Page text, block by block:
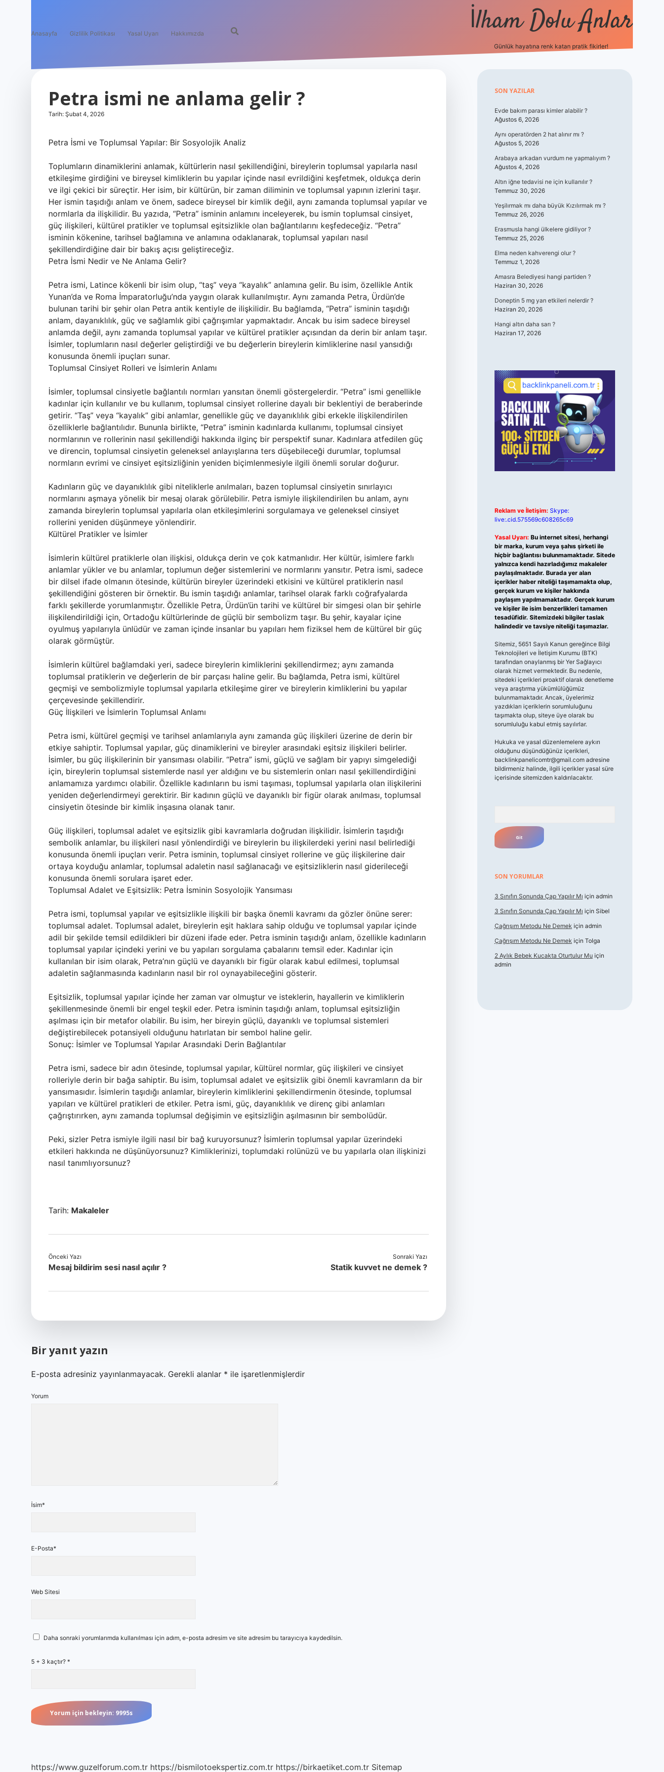
Anasayfa Gizlilik Politikası Yasal Uyarı Hakkımızda İlham Dolu Anlar
Günlük hayatına renk katan pratik fikirler!
Petra ismi ne anlama gelir ?
Tarih: Şubat 4, 2026
Petra İsmi ve Toplumsal Yapılar: Bir Sosyolojik Analiz
Toplumların dinamiklerini anlamak, kültürlerin nasıl şekillendiğini, bireylerin toplumsal yapılarla nasıl
etkileşime girdiğini ve bireysel kimliklerin bu yapılar içinde nasıl evrildiğini keşfetmek, oldukça derin
ve ilgi çekici bir süreçtir. Her isim, bir kültürün, bir zaman diliminin ve toplumsal yapının izlerini taşır.
Her ismin taşıdığı anlam ve önem, sadece bireysel bir kimlik değil, aynı zamanda toplumsal yapılar ve
normlarla da ilişkilidir. Bu yazıda, “Petra” isminin anlamını inceleyerek, bu ismin toplumsal cinsiyet,
güç ilişkileri, kültürel pratikler ve toplumsal eşitsizlikle olan bağlantılarını keşfedeceğiz. “Petra”
isminin kökenine, tarihsel bağlamına ve anlamına odaklanarak, toplumsal yapıları nasıl
şekillendirdiğine dair bir bakış açısı geliştireceğiz.
Petra İsmi Nedir ve Ne Anlama Gelir?
Petra ismi, Latince kökenli bir isim olup, “taş” veya “kayalık” anlamına gelir. Bu isim, özellikle Antik
Yunan’da ve Roma İmparatorluğu’nda yaygın olarak kullanılmıştır. Aynı zamanda Petra, Ürdün’de
bulunan tarihi bir şehir olan Petra antik kentiyle de ilişkilidir. Bu bağlamda, “Petra” isminin taşıdığı
anlam, dayanıklılık, güç ve sağlamlık gibi çağrışımlar yapmaktadır. Ancak bu isim sadece bireysel
anlamda değil, aynı zamanda toplumsal yapılar ve kültürel pratikler açısından da derin bir anlam taşır.
İsimler, toplumların nasıl değerler geliştirdiği ve bu değerlerin bireylerin kimliklerine nasıl yansıdığı
konusunda önemli ipuçları sunar.
Toplumsal Cinsiyet Rolleri ve İsimlerin Anlamı
İsimler, toplumsal cinsiyetle bağlantılı normları yansıtan önemli göstergelerdir. “Petra” ismi genellikle
kadınlar için kullanılır ve bu kullanım, toplumsal cinsiyet rollerine dayalı bir beklentiyi de beraberinde
getirir. “Taş” veya “kayalık” gibi anlamlar, genellikle güç ve dayanıklılık gibi erkekle ilişkilendirilen
özelliklerle bağlantılıdır. Bununla birlikte, “Petra” isminin kadınlarda kullanımı, toplumsal cinsiyet
normlarının ve rollerinin nasıl şekillendiği hakkında ilginç bir perspektif sunar. Kadınlara atfedilen güç
ve direncin, toplumsal cinsiyetin geleneksel anlayışlarına ters düşebileceği durumlar, toplumsal
normların evrimi ve cinsiyet eşitsizliğinin yeniden biçimlenmesiyle ilgili önemli sorular doğurur.
Kadınların güç ve dayanıklılık gibi niteliklerle anılmaları, bazen toplumsal cinsiyetin sınırlayıcı
normlarını aşmaya yönelik bir mesaj olarak görülebilir. Petra ismiyle ilişkilendirilen bu anlam, aynı
zamanda bireylerin toplumsal yapılarla olan etkileşimlerini sorgulamaya ve geleneksel cinsiyet
rollerini yeniden düşünmeye yönlendirir.
Kültürel Pratikler ve İsimler
İsimlerin kültürel pratiklerle olan ilişkisi, oldukça derin ve çok katmanlıdır. Her kültür, isimlere farklı
anlamlar yükler ve bu anlamlar, toplumun değer sistemlerini ve normlarını yansıtır. Petra ismi, sadece
bir dilsel ifade olmanın ötesinde, kültürün bireyler üzerindeki etkisini ve kültürel pratiklerin nasıl
şekillendiğini gösteren bir örnektir. Bu ismin taşıdığı anlamlar, tarihsel olarak farklı coğrafyalarda
farklı şekillerde yorumlanmıştır. Özellikle Petra, Ürdün’ün tarihi ve kültürel bir simgesi olan bir şehirle
ilişkilendirildiği için, Ortadoğu kültürlerinde de güçlü bir sembolizm taşır. Bu şehir, kayalar içine
oyulmuş yapılarıyla ünlüdür ve zaman içinde insanlar bu yapıları hem fiziksel hem de kültürel bir güç
olarak görmüştür.
İsimlerin kültürel bağlamdaki yeri, sadece bireylerin kimliklerini şekillendirmez; aynı zamanda
toplumsal pratiklerin ve değerlerin de bir parçası haline gelir. Bu bağlamda, Petra ismi, kültürel
geçmişi ve sembolizmiyle toplumsal yapılarla etkileşime girer ve bireylerin kimliklerini bu yapılar
çerçevesinde şekillendirir.
Güç İlişkileri ve İsimlerin Toplumsal Anlamı
Petra ismi, kültürel geçmişi ve tarihsel anlamlarıyla aynı zamanda güç ilişkileri üzerine de derin bir
etkiye sahiptir. Toplumsal yapılar, güç dinamiklerini ve bireyler arasındaki eşitsiz ilişkileri belirler.
İsimler, bu güç ilişkilerinin bir yansıması olabilir. “Petra” ismi, güçlü ve sağlam bir yapıyı simgelediği
için, bireylerin toplumsal sistemlerde nasıl yer aldığını ve bu sistemlerin onları nasıl şekillendirdiğini
anlamamıza yardımcı olabilir. Özellikle kadınların bu ismi taşıması, toplumsal yapılarla olan ilişkilerini
yeniden değerlendirmeyi gerektirir. Bir kadının güçlü ve dayanıklı bir figür olarak anılması, toplumsal
cinsiyetin ötesinde bir kimlik inşasına olanak tanır.
Güç ilişkileri, toplumsal adalet ve eşitsizlik gibi kavramlarla doğrudan ilişkilidir. İsimlerin taşıdığı
sembolik anlamlar, bu ilişkileri nasıl yönlendirdiği ve bireylerin bu ilişkilerdeki yerini nasıl belirlediği
konusunda önemli ipuçları verir. Petra isminin, toplumsal cinsiyet rollerine ve güç ilişkilerine dair
ortaya koyduğu anlamlar, toplumsal adaletin nasıl sağlanacağı ve eşitsizliklerin nasıl giderileceği
konusunda önemli sorulara işaret eder.
Toplumsal Adalet ve Eşitsizlik: Petra İsminin Sosyolojik Yansıması
Petra ismi, toplumsal yapılar ve eşitsizlikle ilişkili bir başka önemli kavramı da gözler önüne serer:
toplumsal adalet. Toplumsal adalet, bireylerin eşit haklara sahip olduğu ve toplumsal yapılar içinde
adil bir şekilde temsil edildikleri bir düzeni ifade eder. Petra isminin taşıdığı anlam, özellikle kadınların
toplumsal yapılar içindeki yerini ve bu yapıları sorgulama çabalarını temsil eder. Kadınlar için
kullanılan bir isim olarak, Petra’nın güçlü ve dayanıklı bir figür olarak kabul edilmesi, toplumsal
adaletin sağlanmasında kadınların nasıl bir rol oynayabileceğini gösterir.
Eşitsizlik, toplumsal yapılar içinde her zaman var olmuştur ve isteklerin, hayallerin ve kimliklerin
şekillenmesinde önemli bir engel teşkil eder. Petra isminin taşıdığı anlam, toplumsal eşitsizliğin
aşılması için bir metafor olabilir. Bu isim, her bireyin güçlü, dayanıklı ve toplumsal sistemleri
değiştirebilecek potansiyeli olduğunu hatırlatan bir sembol haline gelir.
Sonuç: İsimler ve Toplumsal Yapılar Arasındaki Derin Bağlantılar
Petra ismi, sadece bir adın ötesinde, toplumsal yapılar, kültürel normlar, güç ilişkileri ve cinsiyet
rolleriyle derin bir bağa sahiptir. Bu isim, toplumsal adalet ve eşitsizlik gibi önemli kavramların da bir
yansımasıdır. İsimlerin taşıdığı anlamlar, bireylerin kimliklerini şekillendirmenin ötesinde, toplumsal
yapıları ve kültürel pratikleri de etkiler. Petra ismi, güç, dayanıklılık ve direnç gibi anlamları
çağrıştırırken, aynı zamanda toplumsal değişimin ve eşitsizliğin aşılmasının bir sembolüdür.
Peki, sizler Petra ismiyle ilgili nasıl bir bağ kuruyorsunuz? İsimlerin toplumsal yapılar üzerindeki
etkileri hakkında ne düşünüyorsunuz? Kimliklerinizi, toplumdaki rolünüzü ve bu yapılarla olan ilişkinizi
nasıl tanımlıyorsunuz?
Tarih: Makaleler
Önceki Yazı
Mesaj bildirim sesi nasıl açılır ?
Sonraki Yazı
Statik kuvvet ne demek ?
Bir yanıt yazın
E-posta adresiniz yayınlanmayacak. Gerekli alanlar * ile işaretlenmişlerdir
Yorum
İsim*
E-Posta*
Web Sitesi
Daha sonraki yorumlarımda kullanılması için adım, e-posta adresim ve site adresim bu tarayıcıya kaydedilsin.
5 + 3 kaçtır? *
https://www.guzelforum.com.tr https://bismilotoekspertiz.com.tr https://birkaetiket.com.tr Sitemap
Sidebar
SON YAZILAR
Evde bakım parası kimler alabilir ?
Ağustos 6, 2026
Aynı operatörden 2 hat alınır mı ?
Ağustos 5, 2026
Arabaya arkadan vurdum ne yapmalıyım ?
Ağustos 4, 2026
Altın iğne tedavisi ne için kullanılır ?
Temmuz 30, 2026
Yeşilırmak mı daha büyük Kızılırmak mı ?
Temmuz 26, 2026
Erasmusla hangi ülkelere gidiliyor ?
Temmuz 25, 2026
Elma neden kahverengi olur ?
Temmuz 1, 2026
Amasra Belediyesi hangi partiden ?
Haziran 30, 2026
Doneptin 5 mg yan etkileri nelerdir ?
Haziran 20, 2026
Hangi altın daha sarı ?
Haziran 17, 2026
Reklam ve İletişim: Skype:
live:.cid.575569c608265c69
Yasal Uyarı: Bu internet sitesi, herhangi
bir marka, kurum veya şahıs şirketi ile
hiçbir bağlantısı bulunmamaktadır. Sitede
yalnızca kendi hazırladığımız makaleler
paylaşılmaktadır. Burada yer alan
içerikler haber niteliği taşımamakta olup,
gerçek kurum ve kişiler hakkında
paylaşım yapılmamaktadır. Gerçek kurum
ve kişiler ile isim benzerlikleri tamamen
tesadüfidir. Sitemizdeki bilgiler taslak
halindedir ve tavsiye niteliği taşımazlar.
Sitemiz, 5651 Sayılı Kanun gereğince Bilgi
Teknolojileri ve İletişim Kurumu (BTK)
tarafından onaylanmış bir Yer Sağlayıcı
olarak hizmet vermektedir. Bu nedenle,
sitedeki içerikleri proaktif olarak denetleme
veya araştırma yükümlülüğümüz
bulunmamaktadır. Ancak, üyelerimiz
yazdıkları içeriklerin sorumluluğunu
taşımakta olup, siteye üye olarak bu
sorumluluğu kabul etmiş sayılırlar.
Hukuka ve yasal düzenlemelere aykırı
olduğunu düşündüğünüz içerikleri,
backlinkpanelicomtr@gmail.comadresine
bildirmeniz halinde, ilgili içerikler yasal süre
içerisinde sitemizden kaldırılacaktır.
SON YORUMLAR
3 Sınıfın Sonunda Çap Yapılır Mı için admin
3 Sınıfın Sonunda Çap Yapılır Mı için Sibel
Çağrışım Metodu Ne Demek için admin
Çağrışım Metodu Ne Demek için Tolga
2 Aylık Bebek Kucakta Oturtulur Mu için
admin